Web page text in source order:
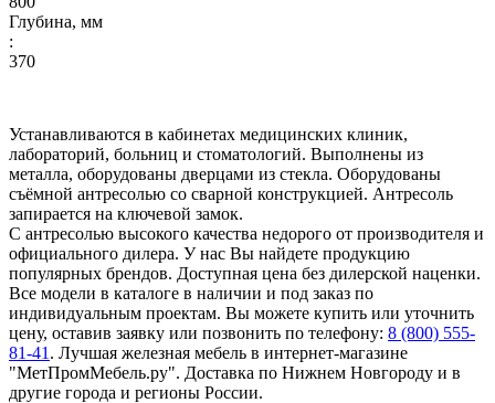
Глубина, мм
:
370
Устанавливаются в кабинетах медицинских клиник,
лабораторий, больниц и стоматологий. Выполнены из
металла, оборудованы дверцами из стекла. Оборудованы
съёмной антресолью со сварной конструкцией. Антресоль
запирается на ключевой замок.
С антресолью высокого качества недорого от производителя и
официального дилера. У нас Вы найдете продукцию
популярных брендов. Доступная цена без дилерской наценки.
Все модели в каталоге в наличии и под заказ по
индивидуальным проектам. Вы можете купить или уточнить
цену, оставив заявку или позвонить по телефону: 8 (800) 555-
81-41 . Лучшая железная мебель в интернет-магазине
"МетПромМебель.ру". Доставка по Нижнем Новгороду и в
другие города и регионы России.